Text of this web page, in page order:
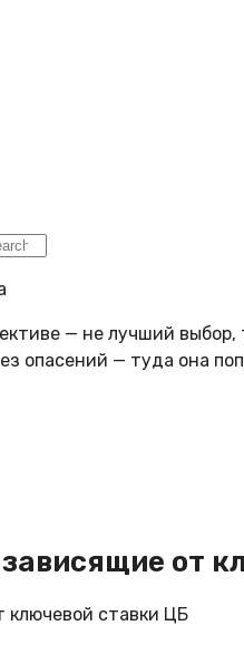
— не лучший
опасений — туда она
от